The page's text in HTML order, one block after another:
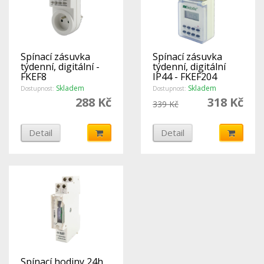
Spínací zásuvka
týdenní, digitální -
FKEF8
Dostupnost: Skladem
288 Kč
Detail
Spínací zásuvka
týdenní, digitální
IP44 - FKEF204
Dostupnost: Skladem
318 Kč
339 Kč
Detail